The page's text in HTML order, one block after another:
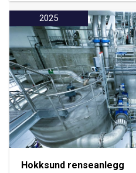
2025
Hokksund renseanlegg